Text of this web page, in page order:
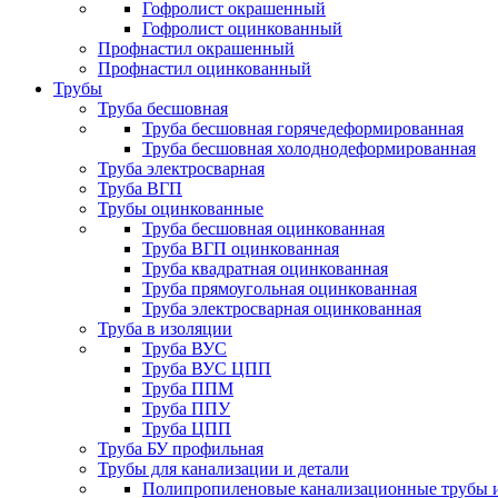
Гофролист окрашенный
Гофролист оцинкованный
Профнастил окрашенный
Профнастил оцинкованный
Трубы
Труба бесшовная
Труба бесшовная горячедеформированная
Труба бесшовная холоднодеформированная
Труба электросварная
Труба ВГП
Трубы оцинкованные
Труба бесшовная оцинкованная
Труба ВГП оцинкованная
Труба квадратная оцинкованная
Труба прямоугольная оцинкованная
Труба электросварная оцинкованная
Труба в изоляции
Труба ВУС
Труба ВУС ЦПП
Труба ППМ
Труба ППУ
Труба ЦПП
Труба БУ профильная
Трубы для канализации и детали
Полипропиленовые канализационные трубы